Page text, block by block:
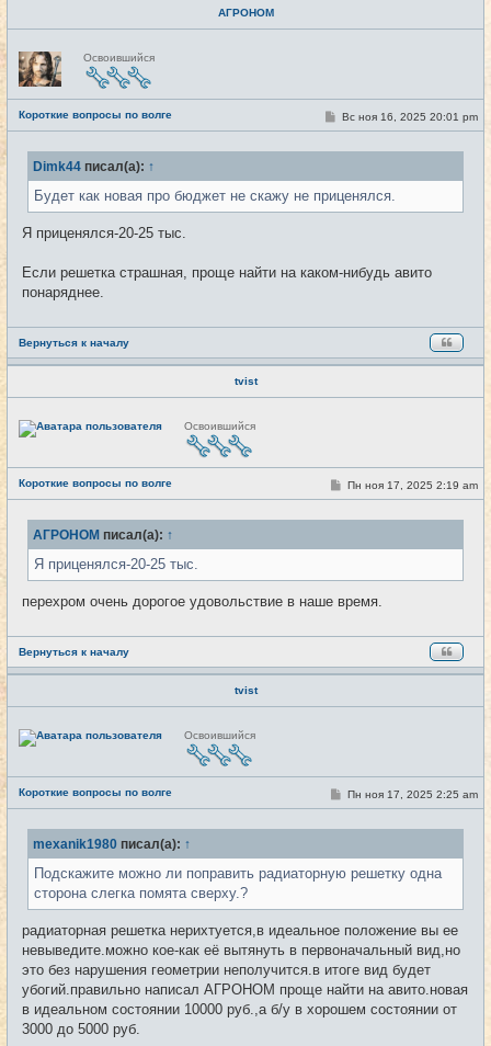
АГРОНОМ
Н
е
в
с
е
т
и
Освоившийся
Короткие вопросы по волге #4275
С
о
б
е
н
и
Вс ноя 16, 2025 20:01 pm
Dimk44 писал(а): ↑
Будет как новая про бюджет не скажу не приценялся.
Я приценялся-20-25 тыс.
Если решетка страшная, проще найти на каком-нибудь авито
понаряднее.
Вернуться к началу
tvist
Н
е
е
т
и
Освоившийся
Короткие вопросы по волге #4276
С
о
б
е
Пн ноя 17, 2025 2:19 am
АГРОНОМ писал(а): ↑
Я приценялся-20-25 тыс.
перехром очень дорогое удовольствие в наше время.
Вернуться к началу
tvist
Н
е
е
т
и
Освоившийся
Короткие вопросы по волге #4277
С
о
б
е
н
Пн ноя 17, 2025 2:25 am
mexanik1980 писал(а): ↑
Подскажите можно ли поправить радиаторную решетку одна
сторона слегка помята сверху.?
радиаторная решетка нерихтуется,в идеальное положение вы ее
невыведите.можно кое-как её вытянуть в первоначальный вид,но
это без нарушения геометрии неполучится.в итоге вид будет
убогий.правильно написал АГРОНОМ проще найти на авито.новая
в идеальном состоянии 10000 руб.,а б/у в хорошем состоянии от
3000 до 5000 руб.